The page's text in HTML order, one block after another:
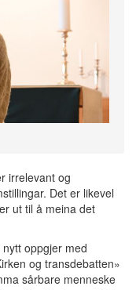
irrelevant og
Det er likevel
ut til å meina det
oppgjer med
og transdebatten»
sårbare menneske